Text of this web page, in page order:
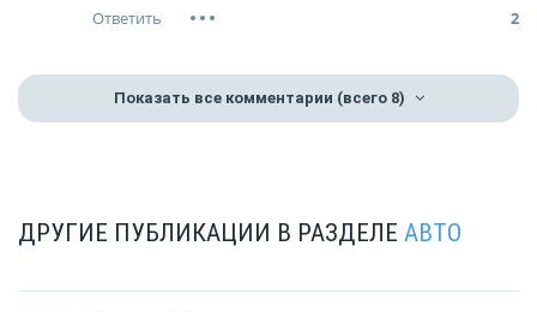
2
Показать все комментарии (всего 8)
ДРУГИЕ ПУБЛИКАЦИИ В РАЗДЕЛЕ АВТО